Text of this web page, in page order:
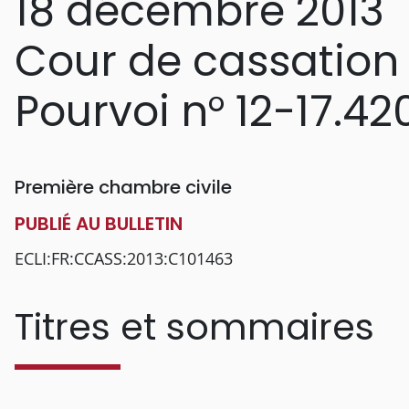
Cour de cassation
Pourvoi n° 12-
Première chambre civile
PUBLIÉ AU BULLETIN
ECLI:FR:CCASS:2013:C101463
Titres et sommaires